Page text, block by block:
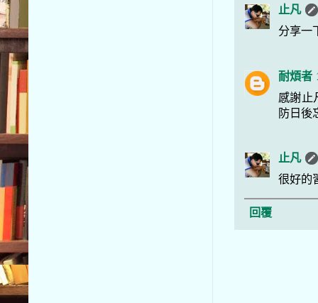
止凡
分享一
耐煩者
感謝止
防日後
止凡
很好的
回覆